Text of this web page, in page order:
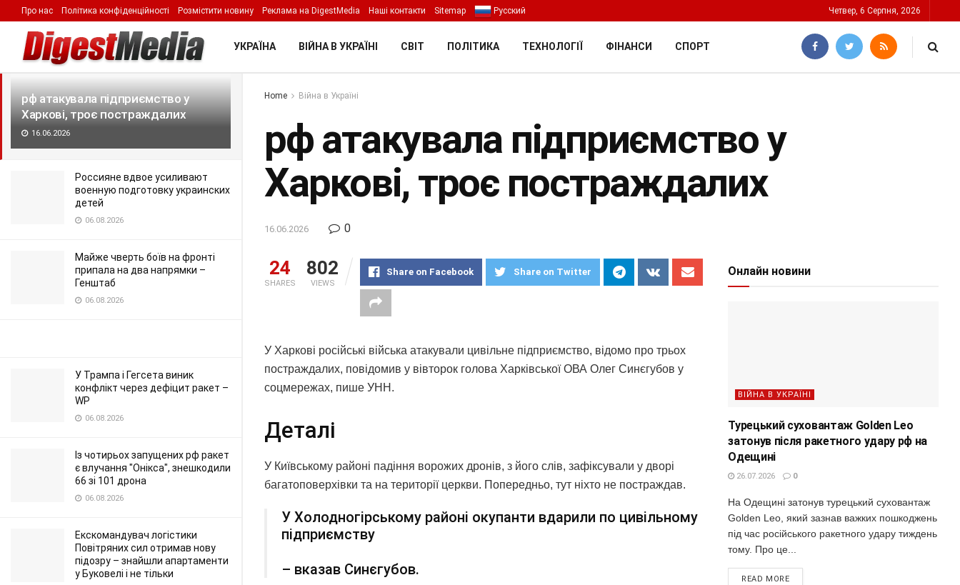
LATEST TRENDING Filter
рф атакувала підприємство у
Харкові, троє постраждалих
16.06.2026
Россияне вдвое усиливают
военную подготовку украинских
детей
06.08.2026
Майже чверть боїв на фронті
припала на два напрямки –
Генштаб
06.08.2026
У Трампа і Гегсета виник
конфлікт через дефіцит ракет –
WP
06.08.2026
Із чотирьох запущених рф ракет
є влучання "Онікса", знешкодили
66 зі 101 дрона
06.08.2026
Екскомандувач логістики
Повітряних сил отримав нову
підозру – знайшли апартаменти
у Буковелі і не тільки
Про нас Політика конфіденційності Розмістити новину Реклама на DigestMedia Наші контакти Sitemap Русский Четвер, 6 Серпня, 2026
УКРАЇНА ВІЙНА В УКРАЇНІ СВІТ ПОЛІТИКА ТЕХНОЛОГІЇ ФІНАНСИ СПОРТ
Home Війна в Україні
рф атакувала підприємство у
Харкові, троє постраждалих
16.06.2026 0
24
SHARES
802
VIEWS
Share on Facebook Share on Twitter
У Харкові російські війська атакували цивільне підприємство, відомо про трьох
постраждалих, повідомив у вівторок голова Харківської ОВА Олег Синєгубов у
соцмережах, пише УНН.
Деталі
У Київському районі падіння ворожих дронів, з його слів, зафіксували у дворі
багатоповерхівки та на території церкви. Попередньо, тут ніхто не постраждав.
У Холодногірському районі окупанти вдарили по цивільному
підприємству
– вказав Синєгубов.
Онлайн новини
ВІЙНА В УКРАЇНІ
Турецький суховантаж Golden Leo
затонув після ракетного удару рф на
Одещині
26.07.2026 0
На Одещині затонув турецький суховантаж
Golden Leo, який зазнав важких пошкоджень
під час російського ракетного удару тиждень
тому. Про це...
READ MORE